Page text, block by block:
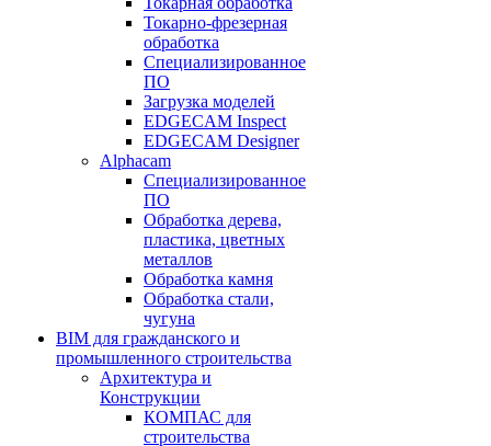
Токарно-фрезерная
обработка
Специализированное
ПО
Загрузка моделей
EDGECAM Inspect
EDGECAM Designer
Alphacam
Специализированное
ПО
Обработка дерева,
пластика, цветных
металлов
Обработка камня
Обработка стали,
чугуна
BIM для гражданского и
промышленного строительства
Архитектура и
Конструкции
КОМПАС для
строительства